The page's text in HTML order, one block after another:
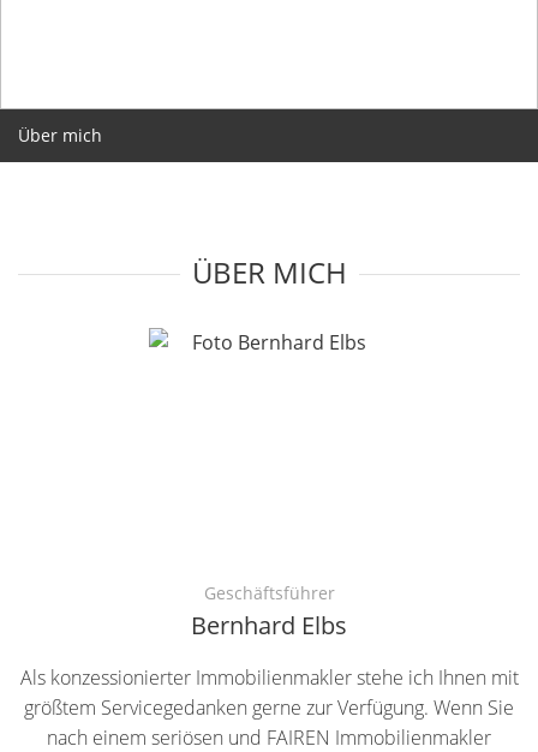
Über mich
ÜBER MICH
Geschäftsführer
Bernhard Elbs
Als konzessionierter Immobilienmakler stehe ich Ihnen mit
größtem Servicegedanken gerne zur Verfügung. Wenn Sie
nach einem seriösen und FAIREN Immobilienmakler